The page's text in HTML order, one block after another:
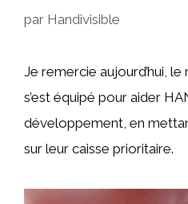
par Handivisible
Je remercie aujourd’hui,
s’est équipé pour aider
développement, en
sur leur caisse prioritaire.